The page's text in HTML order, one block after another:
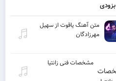
بزودی
متن آهنگ یاقوت از سهیل
مهرزادگان
مشخصات فنی زانتیا